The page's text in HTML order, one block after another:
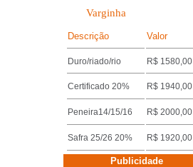
Varginha
Descrição Valor
Duro/riado/rio R$ 1580,00
Certificado 20% R$ 1940,00
Peneira14/15/16 R$ 2000,00
Safra 25/26 20% R$ 1920,00
Cotações por Cidades
Publicidade